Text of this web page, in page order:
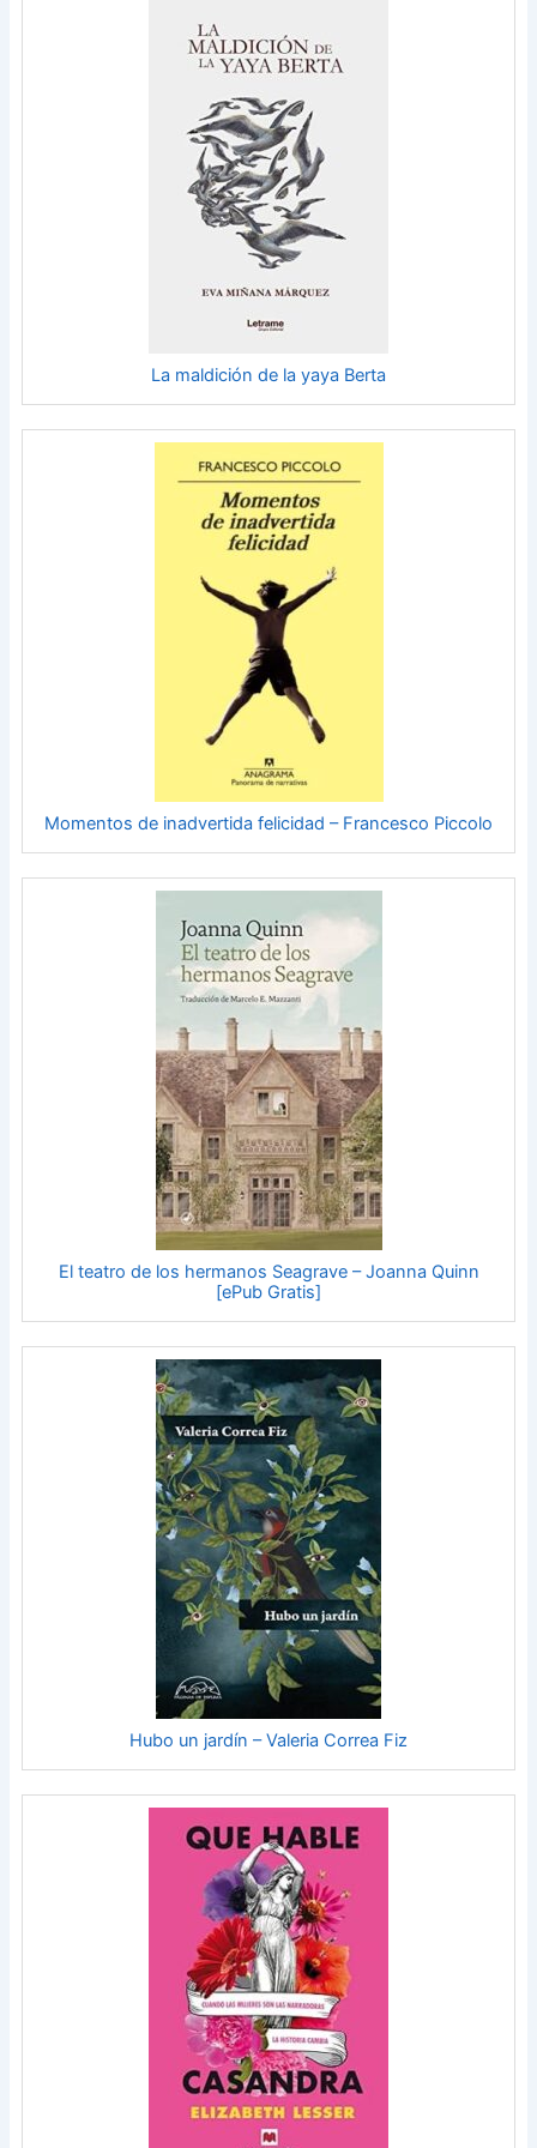
La maldición de la yaya Berta
Momentos de inadvertida felicidad – Francesco Piccolo
El teatro de los hermanos Seagrave – Joanna Quinn
[ePub Gratis]
Hubo un jardín – Valeria Correa Fiz